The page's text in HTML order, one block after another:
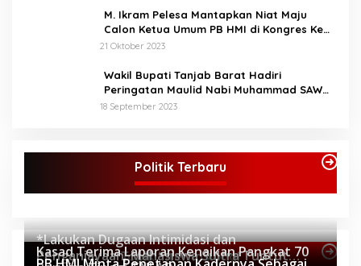
M. Ikram Pelesa Mantapkan Niat Maju
Calon Ketua Umum PB HMI di Kongres Ke
XXXII Pontianak
21 Oktober 2023
Wakil Bupati Tanjab Barat Hadiri
Peringatan Maulid Nabi Muhammad SAW
1445 H di Masjid Darul Falah Senyerang
18 September 2023
Politik Terbaru
Topik Internasional
*Lakukan Dugaan Intimidasi dan
Penganiayaan, Mahasiswa Sultra Tuntut
Kasad Terima Laporan Kenaikan Pangkat 70